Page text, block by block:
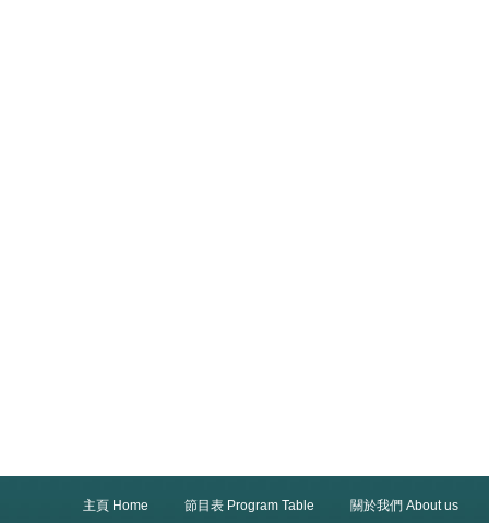
主頁 Home 節目表 Program Table
關於我們 About us